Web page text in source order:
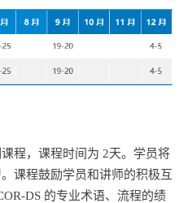
程，课程时间为 2天。学员将
课程鼓励学员和讲师的积极互
DS 的专业术语、流程的绩